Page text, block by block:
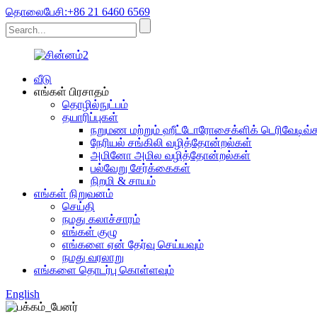
தொலைபேசி:+86 21 6460 6569
வீடு
எங்கள் பிரசாதம்
தொழில்நுட்பம்
தயாரிப்புகள்
நறுமண மற்றும் ஹீட்டோரோசைக்ளிக்
நேரியல் சங்கிலி வழித்தோன்றல்கள்
அமினோ அமில வழித்தோன்றல்கள்
பல்வேறு சேர்க்கைகள்
நிறமி & சாயம்
எங்கள் நிறுவனம்
செய்தி
நமது கலாச்சாரம்
எங்கள் குழு
எங்களை ஏன் தேர்வு செய்யவும்
நமது வரலாறு
எங்களை தொடர்பு கொள்ளவும்
English